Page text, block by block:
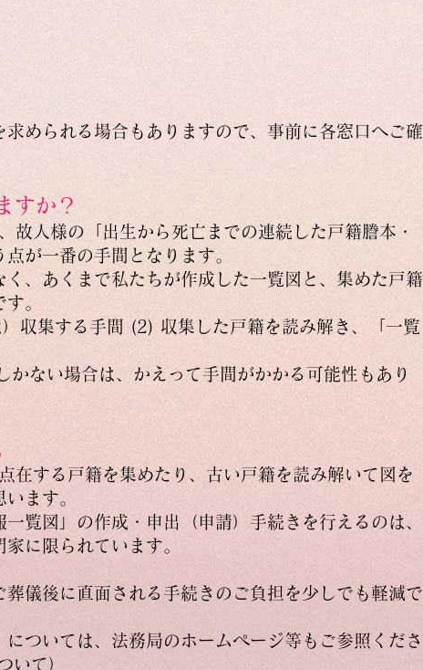
められる場合もありますので、事前に各窓口へご確
すか？
人様の「出生から死亡までの連続した戸籍謄本・
が一番の手間となります。
、あくまで私たちが作成した一覧図と、集めた戸籍
。
収集する手間 (2) 収集した戸籍を読み解き、「一覧
ない場合は、かえって手間がかかる可能性もあり
在する戸籍を集めたり、古い戸籍を読み解いて図を
ます。
覧図」の作成・申出（申請）手続きを行えるのは、
に限られています。
儀後に直面される手続きのご負担を少しでも軽減で
ついては、法務局のホームページ等もご参照くださ
いて ）